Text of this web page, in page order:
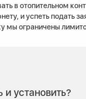
в отопительном
и успеть подать
мы ограничены
и установить?